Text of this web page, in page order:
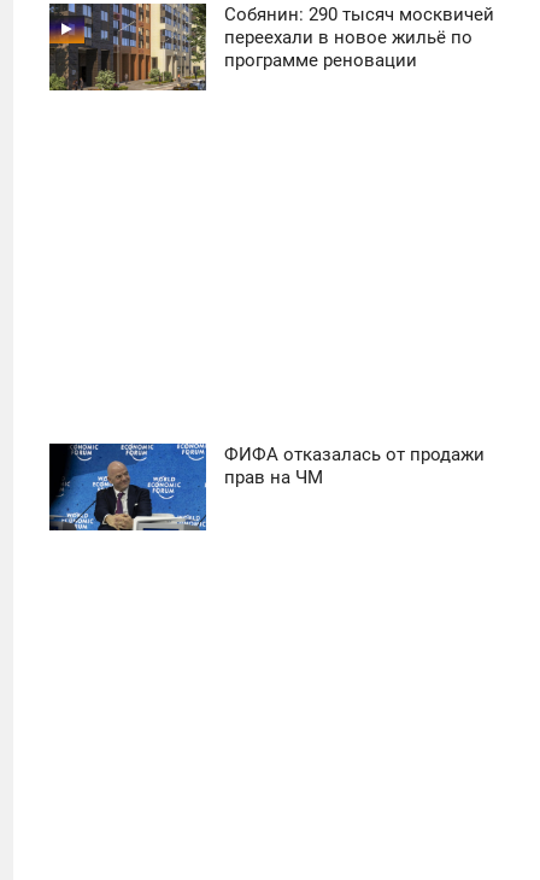
Собянин: 290 тысяч москвичей
переехали в новое жильё по
программе реновации
ФИФА отказалась от продажи
прав на ЧМ